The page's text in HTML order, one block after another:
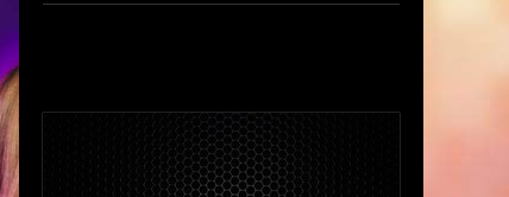
FOTO: BOnk Studio